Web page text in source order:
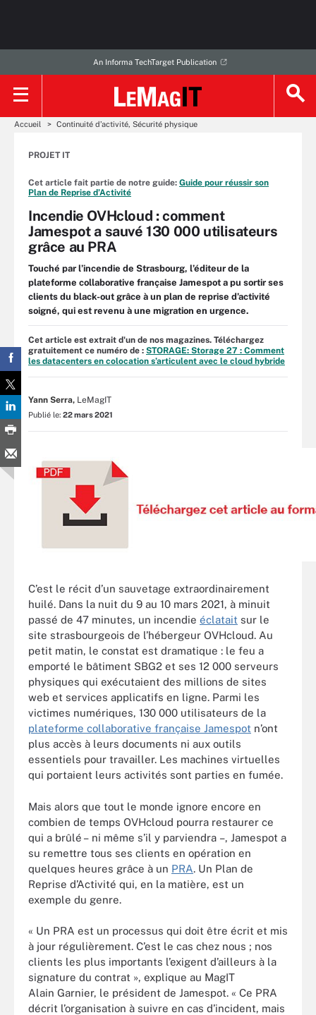
An Informa TechTarget Publication
Accueil Continuité d’activité, Sécurité physique
PROJET IT
Cet article fait partie de notre guide: Guide pour réussir son
Plan de Reprise d’Activité
Incendie OVHcloud : comment
Jamespot a sauvé 130 000 utilisateurs
grâce au PRA
Touché par l’incendie de Strasbourg, l’éditeur de la
plateforme collaborative française Jamespot a pu sortir ses
clients du black-out grâce à un plan de reprise d’activité
soigné, qui est revenu à une migration en urgence.
Cet article est extrait d'un de nos magazines. Téléchargez
gratuitement ce numéro de : STORAGE: Storage 27 : Comment
les datacenters en colocation s’articulent avec le cloud hybride
Yann Serra, LeMagIT
Publié le: 22 mars 2021
C’est le récit d’un sauvetage extraordinairement
huilé. Dans la nuit du 9 au 10 mars 2021, à minuit
passé de 47 minutes, un incendie éclatait sur le
site strasbourgeois de l’hébergeur OVHcloud. Au
petit matin, le constat est dramatique : le feu a
emporté le bâtiment SBG2 et ses 12 000 serveurs
physiques qui exécutaient des millions de sites
web et services applicatifs en ligne. Parmi les
victimes numériques, 130 000 utilisateurs de la
plateforme collaborative française Jamespot n’ont
plus accès à leurs documents ni aux outils
essentiels pour travailler. Les machines virtuelles
qui portaient leurs activités sont parties en fumée.
Mais alors que tout le monde ignore encore en
combien de temps OVHcloud pourra restaurer ce
qui a brûlé – ni même s’il y parviendra –, Jamespot a
su remettre tous ses clients en opération en
quelques heures grâce à un PRA. Un Plan de
Reprise d’Activité qui, en la matière, est un
exemple du genre.
« Un PRA est un processus qui doit être écrit et mis
à jour régulièrement. C’est le cas chez nous ; nos
clients les plus importants l’exigent d’ailleurs à la
signature du contrat », explique au MagIT
Alain Garnier, le président de Jamespot. « Ce PRA
décrit l’organisation à suivre en cas d’incident, mais